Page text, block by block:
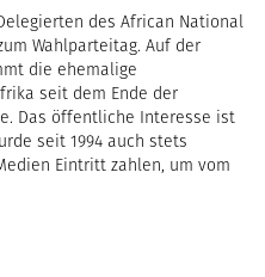
des African National
Wahlparteitag. Auf der
die ehemalige
seit dem Ende der
Das öffentliche Interesse ist
seit 1994 auch stets
Eintritt zahlen, um vom